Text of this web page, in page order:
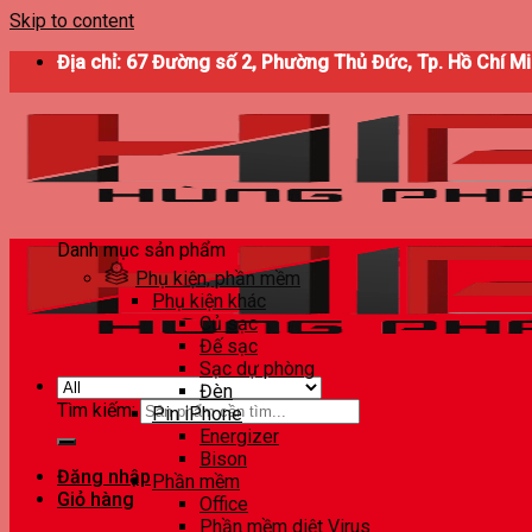
Skip to content
Địa chỉ: 67 Đường số 2, Phường Thủ Đức, Tp. Hồ Chí
Tìm kiếm:
Đăng nhập
Giỏ hàng
Danh mục sản phẩm
Phụ kiện, phần mềm
Phụ kiện khác
Củ sạc
Đế sạc
Sạc dự phòng
Đèn
Pin iPhone
Energizer
Bison
Phần mềm
Office
Phần mềm diệt Virus